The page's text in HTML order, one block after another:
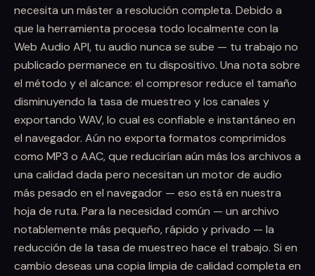
necesita un máster a resolución completa. Debido a
que la herramienta procesa todo localmente con la
Web Audio API, tu audio nunca se sube — tu trabajo no
publicado permanece en tu dispositivo. Una nota sobre
el método y el alcance: el compresor reduce el tamaño
disminuyendo la tasa de muestreo y los canales y
exportando WAV, lo cual es confiable e instantáneo en
el navegador. Aún no exporta formatos comprimidos
como MP3 o AAC, que reducirían aún más los archivos a
una calidad dada pero necesitan un motor de audio
más pesado en el navegador — eso está en nuestra
hoja de ruta. Para la necesidad común — un archivo
notablemente más pequeño, rápido y privado — la
reducción de la tasa de muestreo hace el trabajo. Si en
cambio deseas una copia limpia de calidad completa en